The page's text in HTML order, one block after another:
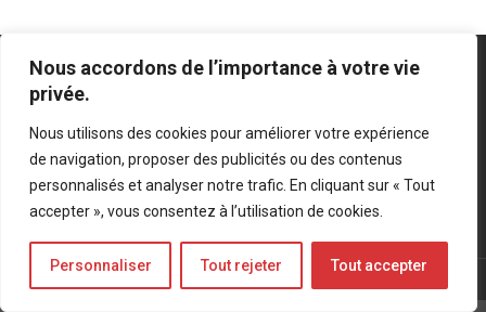
Nous accordons de l’importance à votre vie
privée.
Nous utilisons des cookies pour améliorer votre expérience
de navigation, proposer des publicités ou des contenus
personnalisés et analyser notre trafic. En cliquant sur « Tout
accepter », vous consentez à l’utilisation de cookies.
Personnaliser Tout rejeter Tout accepter
Mentions légales-Politique de confidentialité
Bluesky
LinkedIn
Twitter
© Forces Operations Blog - 2022